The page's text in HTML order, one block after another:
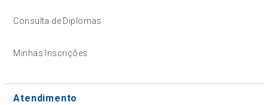
Consulta de Diplomas
Minhas Inscrições
Atendimento